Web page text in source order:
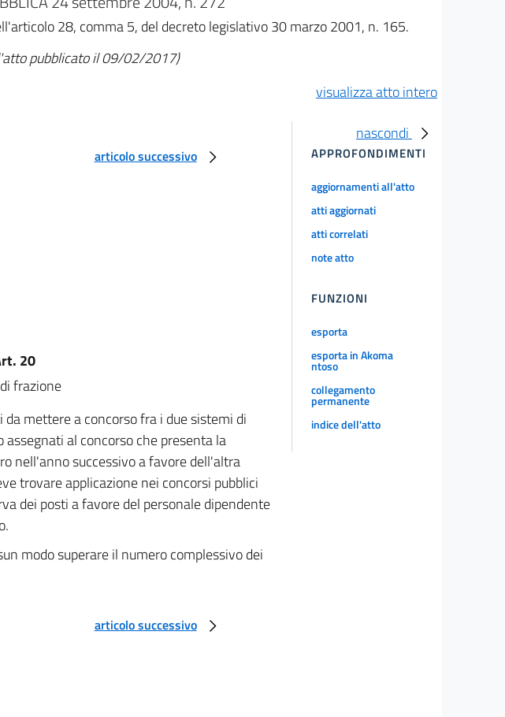
28, comma 5, del decreto legislativo 30 marzo 2001, n. 165.
pubblicato il 09/02/2017)
visualizza atto intero
articolo successivo
20
frazione
mettere a concorso fra i due sistemi di
al concorso che presenta la
nell'anno successivo a favore dell'altra
trovare applicazione nei concorsi pubblici
dei posti a favore del personale dipendente
modo superare il numero complessivo dei
articolo successivo
nascondi
APPROFONDIMENTI
aggiornamenti all'atto
atti aggiornati
atti correlati
note atto
FUNZIONI
esporta
esporta in Akoma
ntoso
collegamento
permanente
indice dell'atto